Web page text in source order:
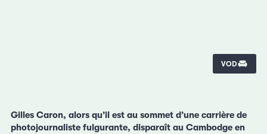
VOD
Gilles Caron, alors qu’il est au sommet d’une carrière de
photojournaliste fulgurante, disparaît au Cambodge en